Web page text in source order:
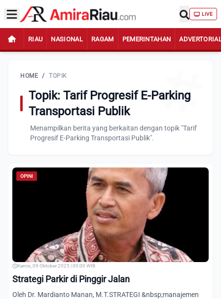
LIVE
RIAU NASIONAL RAGAM PEMERINTAHAN
HOME / TOPIK
Topik: Tarif Progresif E-Parking
Transportasi Publik
Menampilkan berita yang berkaitan dengan topik "Tarif
Progresif E-Parking Transportasi Publik".
OPINI
Kamis, 09 Oktober 2025 | 00:00 WIB
Strategi Parkir di Pinggir Jalan
Oleh Dr. Mardianto Manan, M.T.STRATEGI &nbsp;manajemen